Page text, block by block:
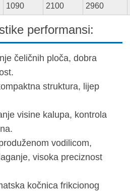
1090 2100 2960
performansi:
čeličnih ploča, dobra
struktura, lijep
visine kalupa, kontrola
vodilicom,
visoka preciznost
kočnica frikcionog